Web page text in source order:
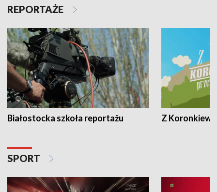
REPORTAŻE
Białostocka szkoła reportażu Z
SPORT